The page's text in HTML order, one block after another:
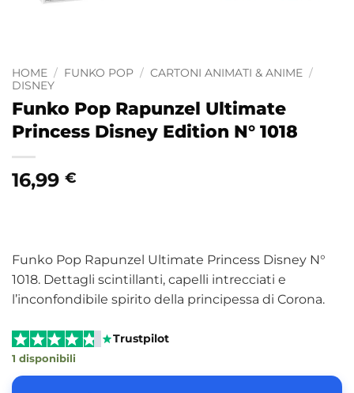
HOME / FUNKO POP / CARTONI ANIMATI & ANIME /
DISNEY
Funko Pop Rapunzel Ultimate
Princess Disney Edition N° 1018
16,99 €
Funko Pop Rapunzel Ultimate Princess Disney N°
1018. Dettagli scintillanti, capelli intrecciati e
l’inconfondibile spirito della principessa di Corona.
Trustpilot
1 disponibili